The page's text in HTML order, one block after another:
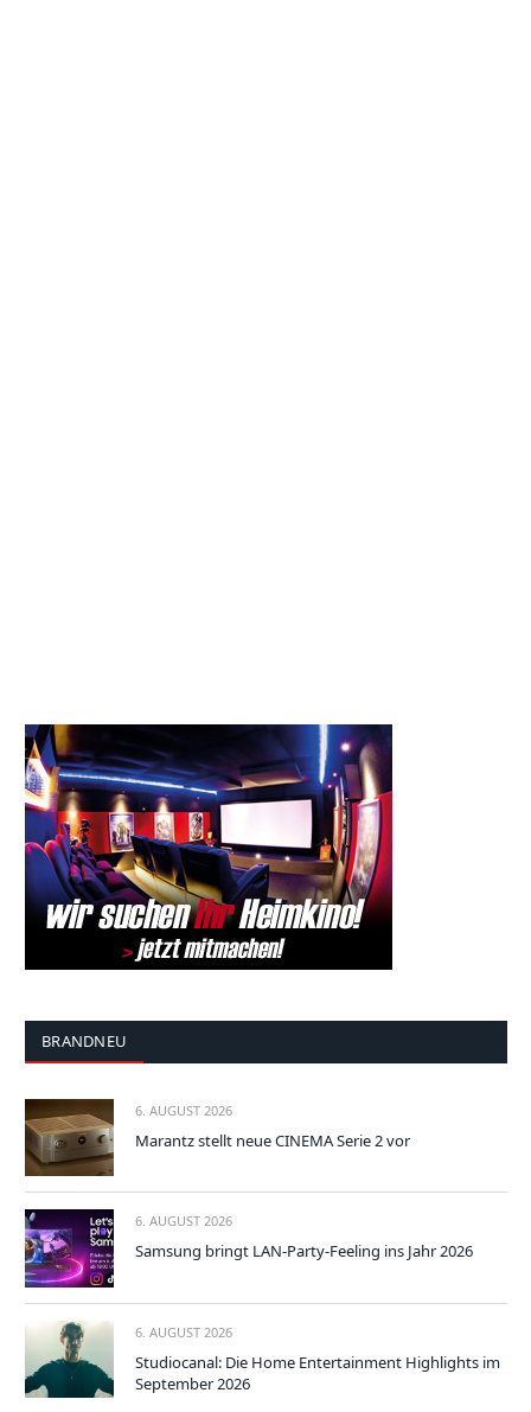
BRANDNEU
6. AUGUST 2026
Marantz stellt neue CINEMA Serie 2 vor
6. AUGUST 2026
Samsung bringt LAN-Party-Feeling ins Jahr 2026
6. AUGUST 2026
Studiocanal: Die Home Entertainment Highlights im
September 2026